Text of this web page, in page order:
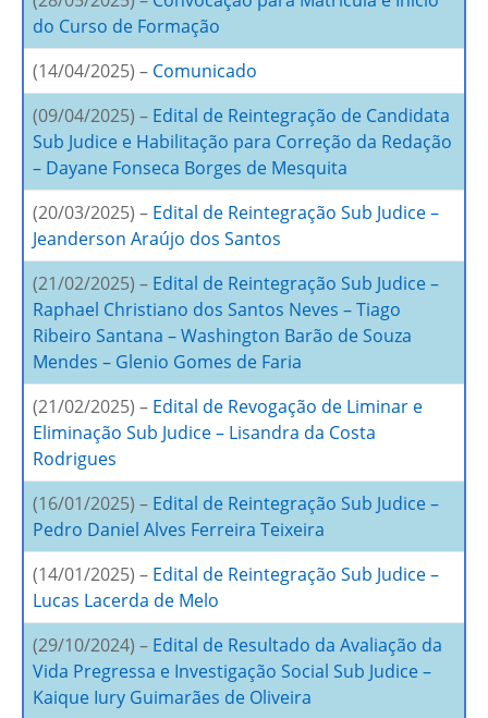
do Curso de Formação
(14/04/2025) – Comunicado
(09/04/2025) – Edital de Reintegração de Candidata
Sub Judice e Habilitação para Correção da Redação
– Dayane Fonseca Borges de Mesquita
(20/03/2025) – Edital de Reintegração Sub Judice –
Jeanderson Araújo dos Santos
(21/02/2025) – Edital de Reintegração Sub Judice –
Raphael Christiano dos Santos Neves – Tiago
Ribeiro Santana – Washington Barão de Souza
Mendes – Glenio Gomes de Faria
(21/02/2025) – Edital de Revogação de Liminar e
Eliminação Sub Judice – Lisandra da Costa
Rodrigues
(16/01/2025) – Edital de Reintegração Sub Judice –
Pedro Daniel Alves Ferreira Teixeira
(14/01/2025) – Edital de Reintegração Sub Judice –
Lucas Lacerda de Melo
(29/10/2024) – Edital de Resultado da Avaliação da
Vida Pregressa e Investigação Social Sub Judice –
Kaique Iury Guimarães de Oliveira